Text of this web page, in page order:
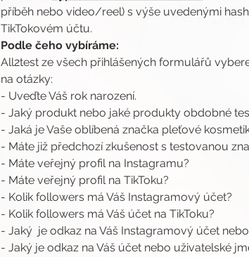
příběh nebo video/reel) s výše uvedenými
TikTokovém účtu.
Podle čeho vybíráme:
All2test ze všech přihlášených formulářů
na otázky:
- Uveďte Váš rok narození.
- Jaký produkt nebo jaké produkty obdobné
- Jaká je Vaše oblíbená značka pleťové
- Máte již předchozí zkušenost s testovanou
- Máte veřejný profil na Instagramu?
- Máte veřejný profil na TikToku?
- Kolik followers má Váš Instagramový účet?
- Kolik followers má Váš účet na TikToku?
- Jaký  je odkaz na Váš Instagramový účet
- Jaký je odkaz na Váš účet nebo uživatelské